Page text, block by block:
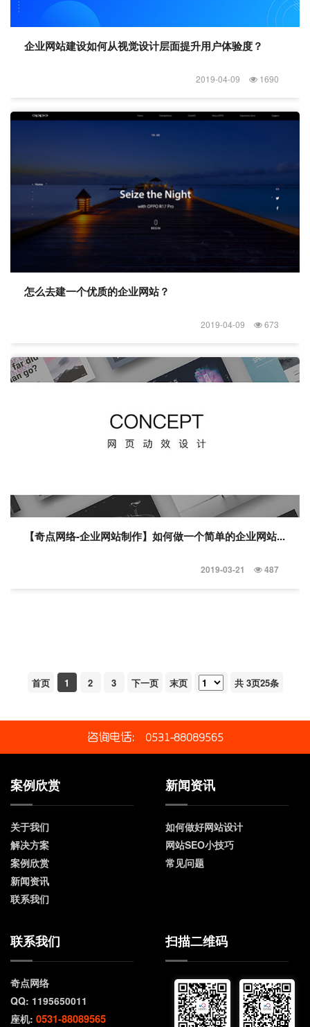
企业网站建设如何从视觉设计层面提升用户体验度？
2019-04-09 1690
怎么去建一个优质的企业网站？
2019-04-09 673
【奇点网络-企业网站制作】如何做一个简单的企业网站...
2019-03-21 487
首页 1 2 3 下一页 末页 共 3页25条
咨询电话： 0531-88089565
案例欣赏
关于我们
解决方案
案例欣赏
新闻资讯
联系我们
新闻资讯
如何做好网站设计
网站SEO小技巧
常见问题
联系我们
奇点网络
QQ: 1195650011
座机: 0531-88089565
扫描二维码